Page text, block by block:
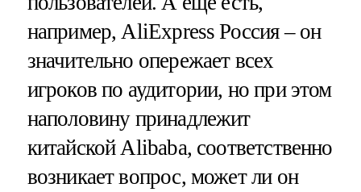
например, AliExpress Россия – он
значительно опережает всех
игроков по аудитории, но при этом
наполовину принадлежит
китайской Alibaba, соответственно
возникает вопрос, может ли он